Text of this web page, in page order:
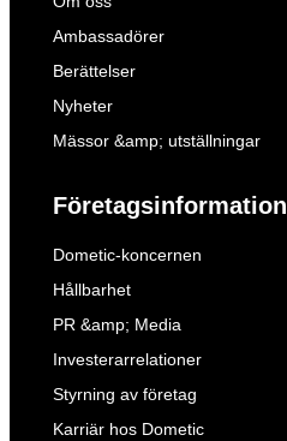
Ambassadörer
Berättelser
Nyheter
Mässor &amp; utställningar
Företagsinformation
Dometic-koncernen
Hållbarhet
PR &amp; Media
Investerarrelationer
Styrning av företag
Karriär hos Dometic